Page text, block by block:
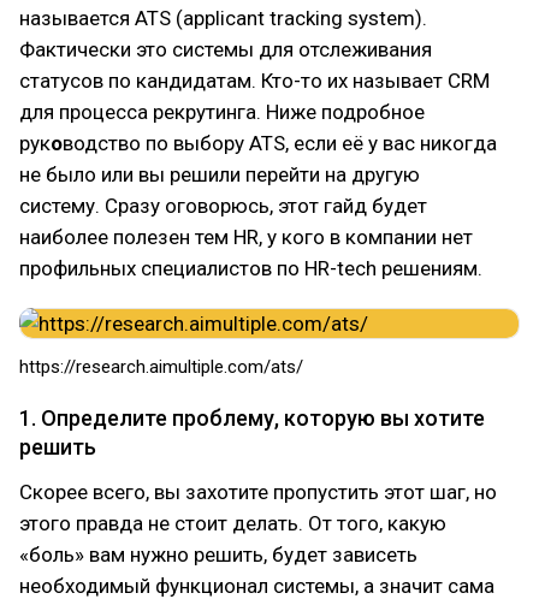
называется ATS (applicant tracking system).
Фактически это системы для отслеживания
статусов по кандидатам. Кто-то их называет CRM
для процесса рекрутинга. Ниже подробное
руководство по выбору ATS, если её у вас никогда
не было или вы решили перейти на другую
систему. Сразу оговорюсь, этот гайд будет
наиболее полезен тем HR, у кого в компании нет
профильных специалистов по HR-tech решениям.
https://research.aimultiple.com/ats/
1. Определите проблему, которую вы хотите
решить
Скорее всего, вы захотите пропустить этот шаг, но
этого правда не стоит делать. От того, какую
«боль» вам нужно решить, будет зависеть
необходимый функционал системы, а значит сама